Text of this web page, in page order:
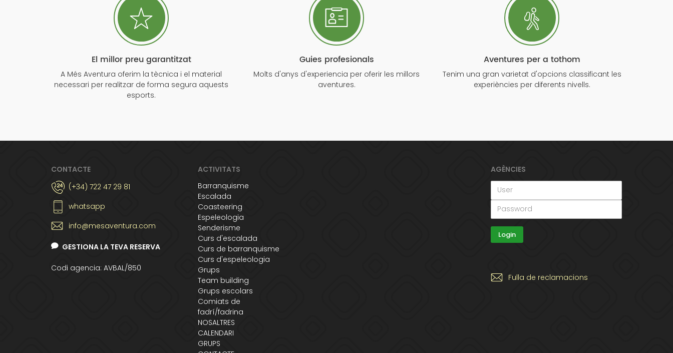
El millor preu garantitzat
A Més Aventura oferim la tècnica i el material
necessari per realitzar de forma segura aquests
esports.
Guies profesionals
Molts d'anys d'experiencia per oferir les millors
aventures.
Aventures per a tothom
Tenim una gran varietat d'opcions classificant les
experiències per diferents nivells.
CONTACTE
(+34) 722 47 29 81
whatsapp
info@mesaventura.com
GESTIONA LA TEVA RESERVA
Codi agencia: AVBAL/850
ACTIVITATS
Barranquisme
Escalada
Coasteering
Espeleologia
Senderisme
Curs d'escalada
Curs de barranquisme
Curs d'espeleologia
Grups
Team building
Grups escolars
Comiats de
fadrí/fadrina
NOSALTRES
CALENDARI
GRUPS
AGÈNCIES
Fulla de reclamacions